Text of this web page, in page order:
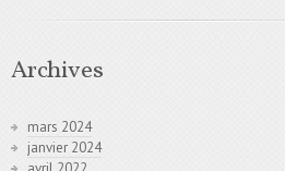
Archives
mars 2024
janvier 2024